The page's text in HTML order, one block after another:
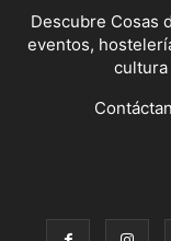
Descubre Cosas
eventos,
cultura